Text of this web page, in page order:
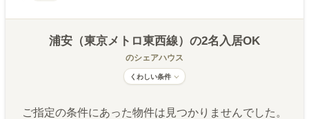
浦安（東京メトロ東西線） の2名入居OK
のシェアハウス
くわしい条件
ご指定の条件にあった物件は見つかりませんでした。